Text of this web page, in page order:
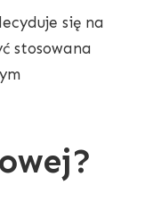
się na
stosowana